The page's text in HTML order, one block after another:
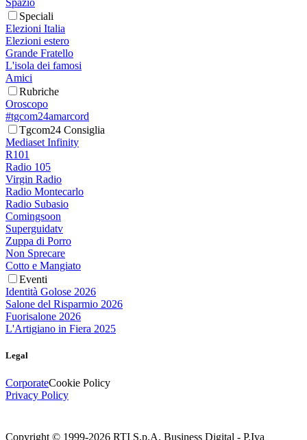
Spazio
Speciali
Elezioni Italia
Elezioni estero
Grande Fratello
L'isola dei famosi
Amici
Rubriche
Oroscopo
#tgcom24amarcord
Tgcom24 Consiglia
Mediaset Infinity
R101
Radio 105
Virgin Radio
Radio Montecarlo
Radio Subasio
Comingsoon
Superguidatv
Zuppa di Porro
Non Sprecare
Cotto e Mangiato
Eventi
Identità Golose 2026
Salone del Risparmio 2026
Fuorisalone 2026
L'Artigiano in Fiera 2025
Legal
CorporateCookie Policy
Privacy Policy
Copyright © 1999-2026 RTI S.p.A. Business Digital - P.Iva